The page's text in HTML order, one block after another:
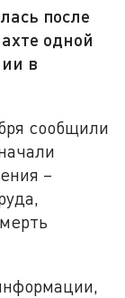
после
одной
в
сообщили
–